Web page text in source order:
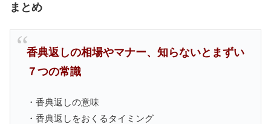
まとめ
香典返しの相場やマナー、知らないとまずい
７つの常識
・香典返しの意味
・香典返しをおくるタイミング